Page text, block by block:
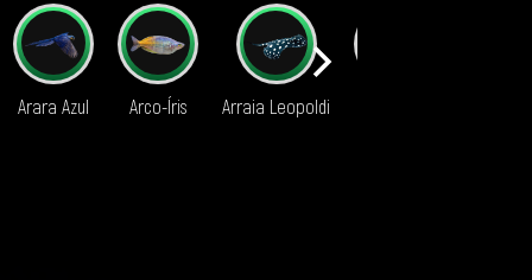
Arara Azul Arco-Íris Arraia Leopoldi